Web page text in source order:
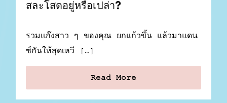
สละโสดอยู่หรือเปล่า?
รวมแก๊งสาว ๆ ของคุณ ยกแก้วขึ้น แล้วมาแดน
ซ์กันให้สุดเหวี […]
Read More